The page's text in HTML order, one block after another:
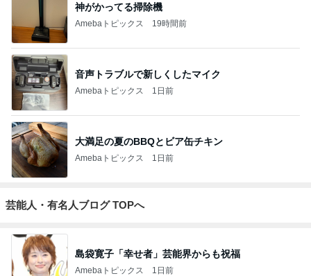
神がかってる掃除機
Amebaトピックス 19時間前
音声トラブルで新しくしたマイク
Amebaトピックス 1日前
大満足の夏のBBQとビア缶チキン
Amebaトピックス 1日前
芸能人・有名人ブログ TOPへ
島袋寛子「幸せ者」芸能界からも祝福
Amebaトピックス 1日前